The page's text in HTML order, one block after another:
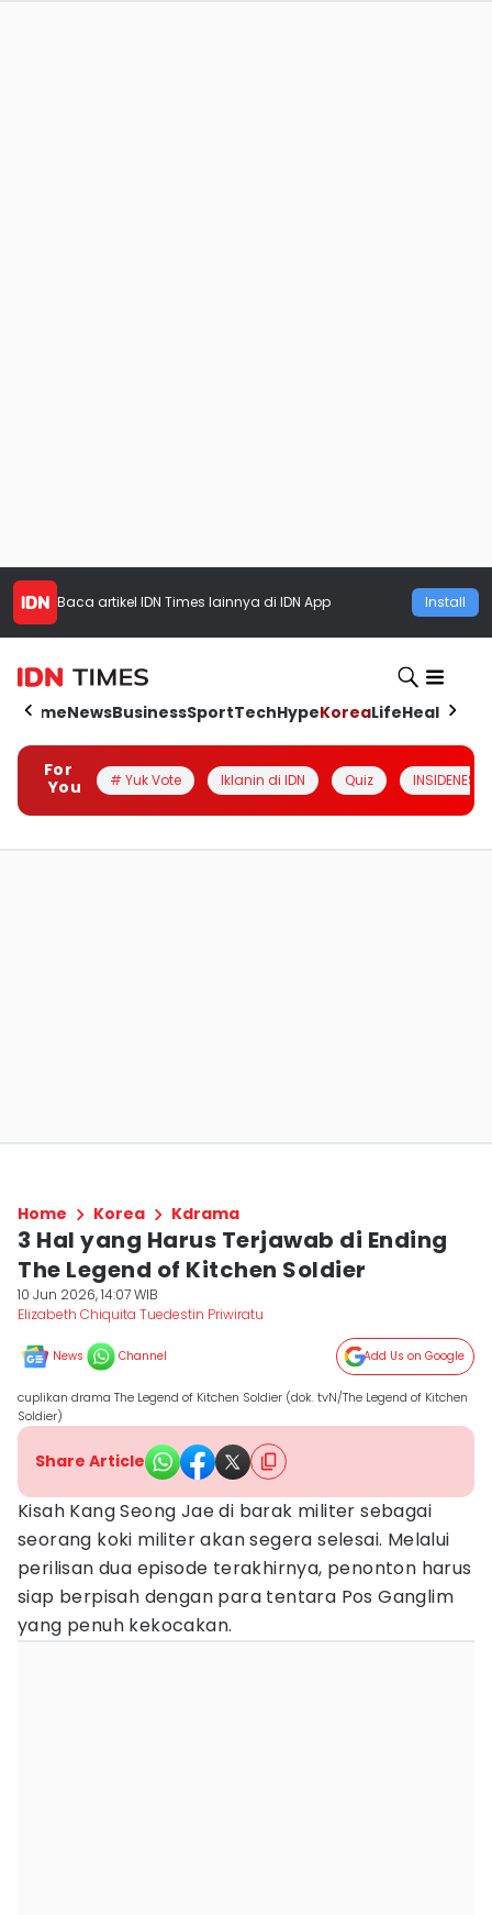
Baca artikel IDN Times lainnya di IDN App Install
HomeNewsBusinessSportTechHypeKoreaLifeHealth
For
You
# Yuk Vote Iklanin di IDN Quiz INSIDENESIA
Home Korea Kdrama
3 Hal yang Harus Terjawab di Ending
The Legend of Kitchen Soldier
10 Jun 2026, 14:07 WIB
Elizabeth Chiquita Tuedestin Priwiratu
News Channel Add Us on Google
cuplikan drama The Legend of Kitchen Soldier (dok. tvN/The Legend of Kitchen
Soldier)
Share Article
Kisah Kang Seong Jae di barak militer sebagai
seorang koki militer akan segera selesai. Melalui
perilisan dua episode terakhirnya, penonton harus
siap berpisah dengan para tentara Pos Ganglim
yang penuh kekocakan.